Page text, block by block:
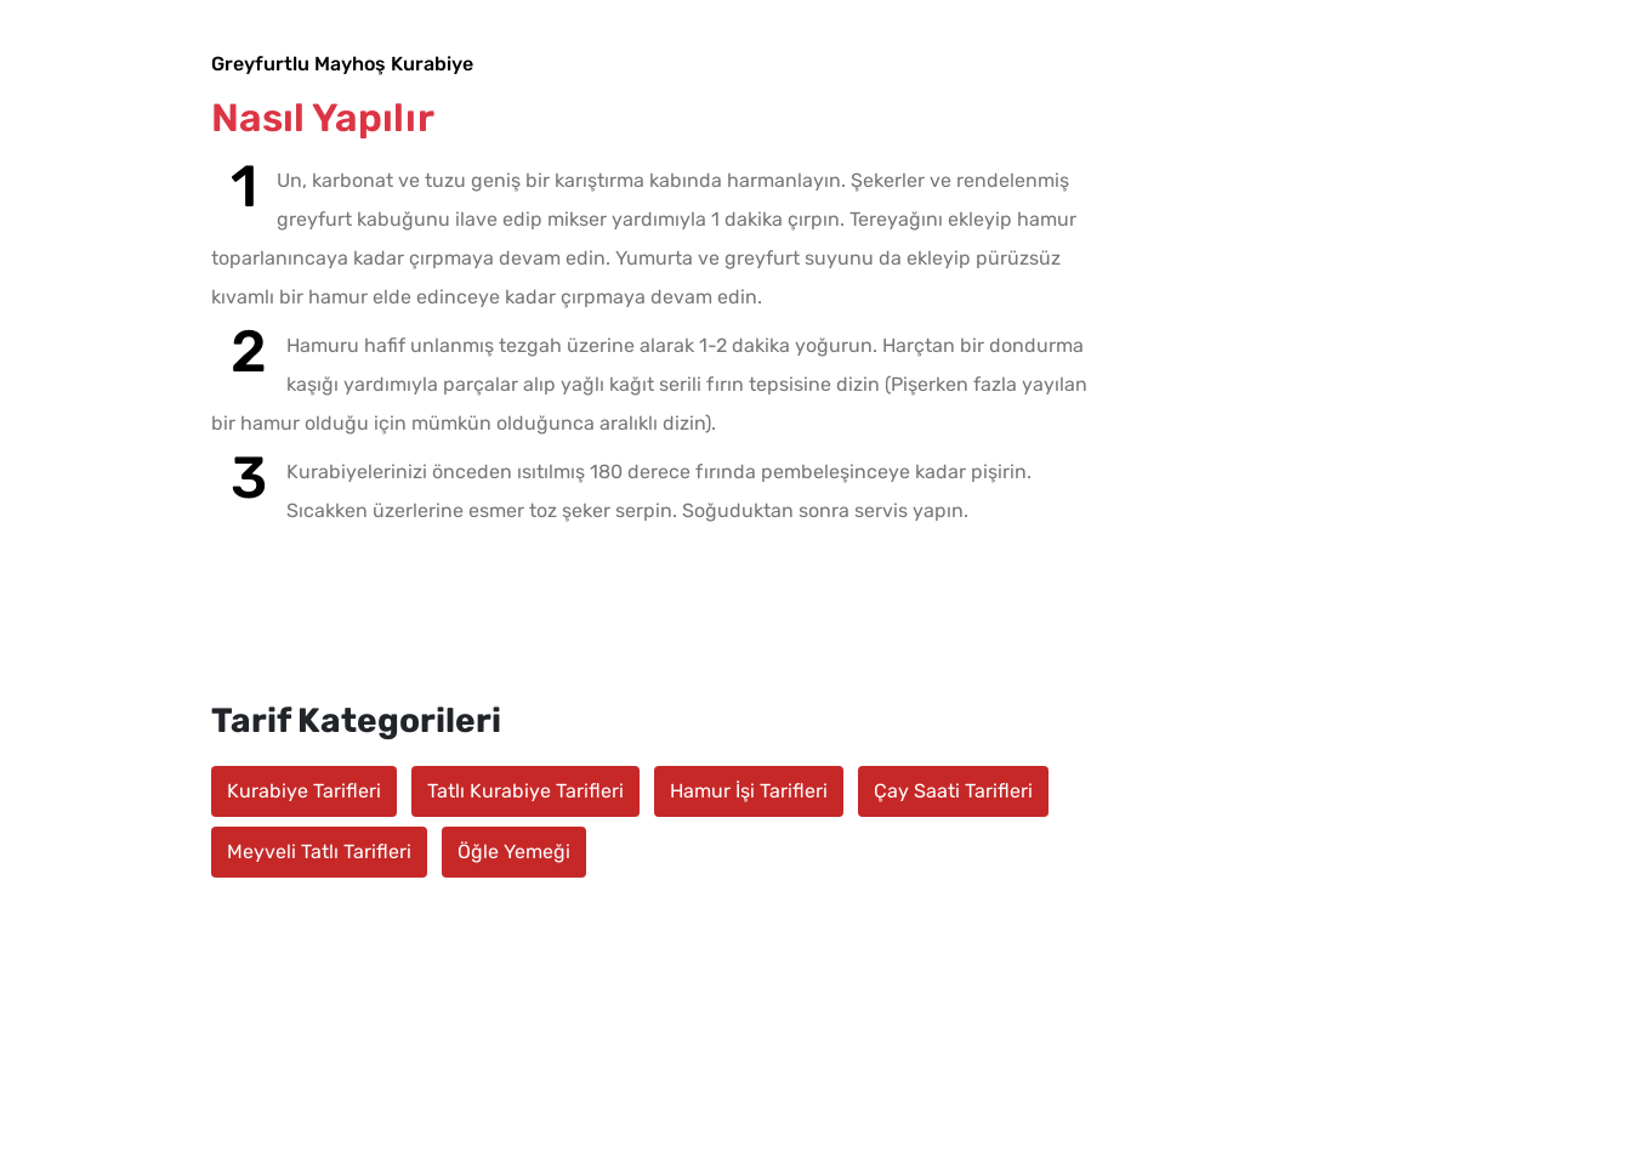
Greyfurtlu Mayhoş Kurabiye
Nasıl Yapılır
Un, karbonat ve tuzu geniş bir karıştırma kabında harmanlayın. Şekerler ve rendelenmiş
greyfurt kabuğunu ilave edip mikser yardımıyla 1 dakika çırpın. Tereyağını ekleyip hamur
toparlanıncaya kadar çırpmaya devam edin. Yumurta ve greyfurt suyunu da ekleyip pürüzsüz
kıvamlı bir hamur elde edinceye kadar çırpmaya devam edin.
Hamuru hafif unlanmış tezgah üzerine alarak 1-2 dakika yoğurun. Harçtan bir dondurma
kaşığı yardımıyla parçalar alıp yağlı kağıt serili fırın tepsisine dizin (Pişerken fazla yayılan
bir hamur olduğu için mümkün olduğunca aralıklı dizin).
Kurabiyelerinizi önceden ısıtılmış 180 derece fırında pembeleşinceye kadar pişirin.
Sıcakken üzerlerine esmer toz şeker serpin. Soğuduktan sonra servis yapın.
Tarif Kategorileri
Kurabiye Tarifleri Tatlı Kurabiye Tarifleri Hamur İşi Tarifleri Çay Saati Tarifleri
Meyveli Tatlı Tarifleri Öğle Yemeği